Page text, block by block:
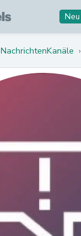
NachrichtenKanäle ›